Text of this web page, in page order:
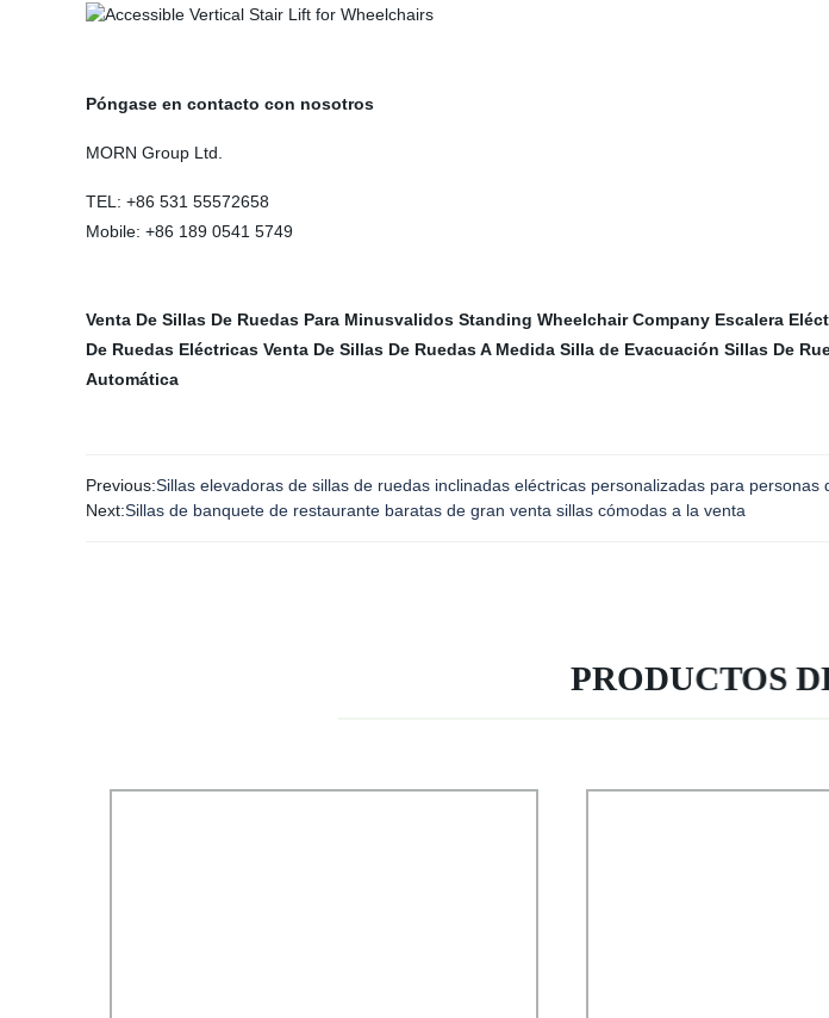
Póngase en contacto con nosotros
MORN Group Ltd.
TEL: +86 531 55572658
Mobile: +86 189 0541 5749
Venta De Sillas De Ruedas Para Minusvalidos Standing Wheelchair Company Escalera
De Ruedas Eléctricas Venta De Sillas De Ruedas A Medida Silla de Evacuación Sillas De
Automática
Previous:Sillas elevadoras de sillas de ruedas inclinadas eléctricas personalizadas para personas
Next:Sillas de banquete de restaurante baratas de gran venta sillas cómodas a la venta
PRODUCTOS